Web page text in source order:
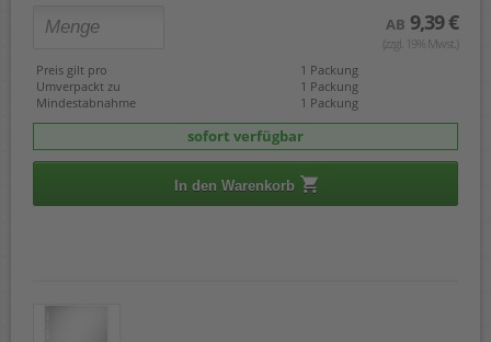
AB 9,39 €
(zzgl. 19% Mwst.)
Preis gilt pro
1 Packung
Umverpackt zu
1 Packung
Mindestabnahme
1 Packung
sofort verfügbar
In den Warenkorb